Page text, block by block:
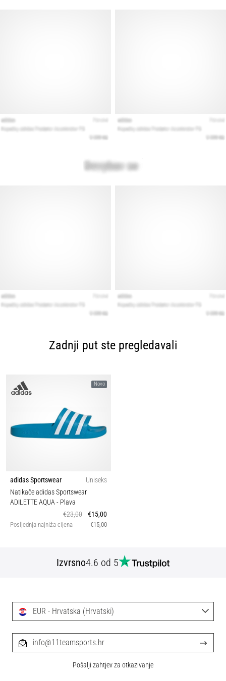
Zadnji put ste pregledavali
Novo
adidas Sportswear
Uniseks
Natikače adidas Sportswear
ADILETTE AQUA- Plava
€23,00
€15,00
Posljednja najniža cijena €15,00
Izvrsno4.6 od 5
EUR - Hrvatska (Hrvatski)
info@11teamsports.hr
Pošalji zahtjev za otkazivanje